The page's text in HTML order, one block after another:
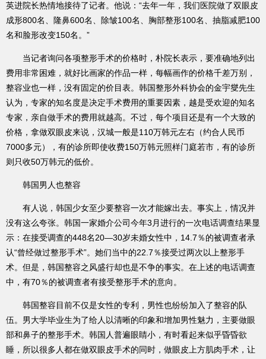
英进院长热情地接待了记者。他说：“去年一年，我们医院做了双眼皮
成形800名、隆鼻600名、除皱100名、胸部整形100名、抽脂减肥100
名和脸形改变150名。”
当记者询问各项整形手术的价格时，朴院长表示，要准确地列出
费用非常困难，就好比画家的作品一样，每幅画作的价格千差万别，
整容业也一样，没有固定的价目表。韩国整形外科协会的金宇燮先生
认为，专家的知名度是决定手术费用的重要因素，越是受欢迎的知名
专家，亲自做手术的费用就越高。不过，每个项目还是有一个大致的
价格，拿做双眼皮来说，汉城一般是110万韩元左右（约合人民币
7000多元），有的诊所即使收费150万韩元照样门庭若市，有的诊所
则只收50万韩元的低价。
韩国男人也整容
有人说，韩国少女至少要整容一次才能嫁出去。事实上，情况并
没有这么夸张。韩国一家婚介公司今年3月进行的一次电话调查结果显
示：在接受调查的448名20—30岁未婚女性中，14.7％的被调查者承
认“曾经做过整形手术”。她们当中的22.7％接受过两次以上整形手
术。但是，韩国整容之风盛行却也是不争的事实。在上述的电话调查
中，有70％的被调查者有接受整形手术的意向。
韩国整容目前不仅是女性的专利，男性也纷纷加入了整容的队
伍。男大学毕业生为了给人以清晰的印象和增加男性魅力，主要做眼
部和鼻子的整形手术。韩国人普遍眼睛小，有时看起来似乎昏昏欲
睡，所以很多人都在做双眼皮手术的同时，做眼皮上方肌肉手术，让